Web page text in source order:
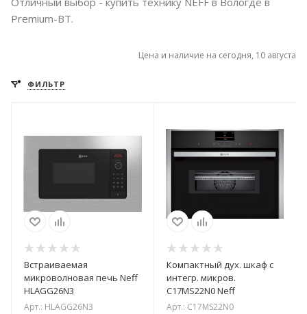
Premium-BT.
Цена и наличие на сегодня, 10 августа
ФИЛЬТР
Встраиваемая
микроволновая печь Neff
HLAGG26N3
Арт.: HLAGG26N3
Компактный дух. шкаф с
интегр. микров.
C17MS22N0 Neff
Арт.: C17MS22N0